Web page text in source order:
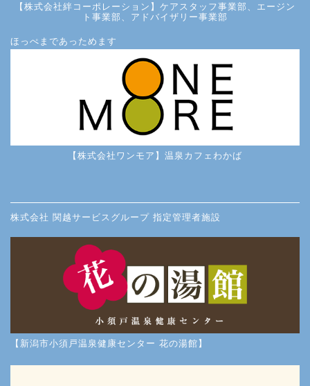
【株式会社絆コーポレーション】ケアスタッフ事業部、エージン
ト事業部、アドバイザリー事業部
ほっぺまであっためます
【株式会社ワンモア】温泉カフェわかば
株式会社 関越サービスグループ 指定管理者施設
【新潟市小須戸温泉健康センター 花の湯館】